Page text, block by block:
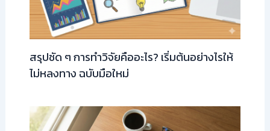
สรุปชัด ๆ การทำวิจัยคืออะไร? เริ่มต้นอย่างไรให้
ไม่หลงทาง ฉบับมือใหม่